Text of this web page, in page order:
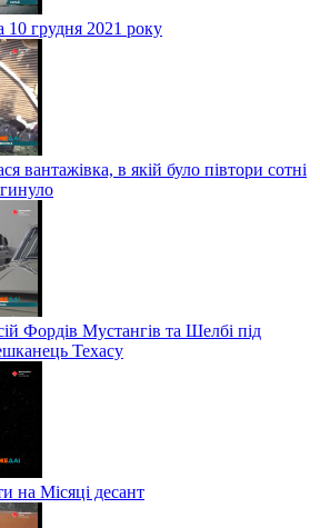
10 грудня 2021 року
вантажівка, в якій було півтори сотні
Фордів Мустангів та Шелбі під
Техасу
на Місяці десант